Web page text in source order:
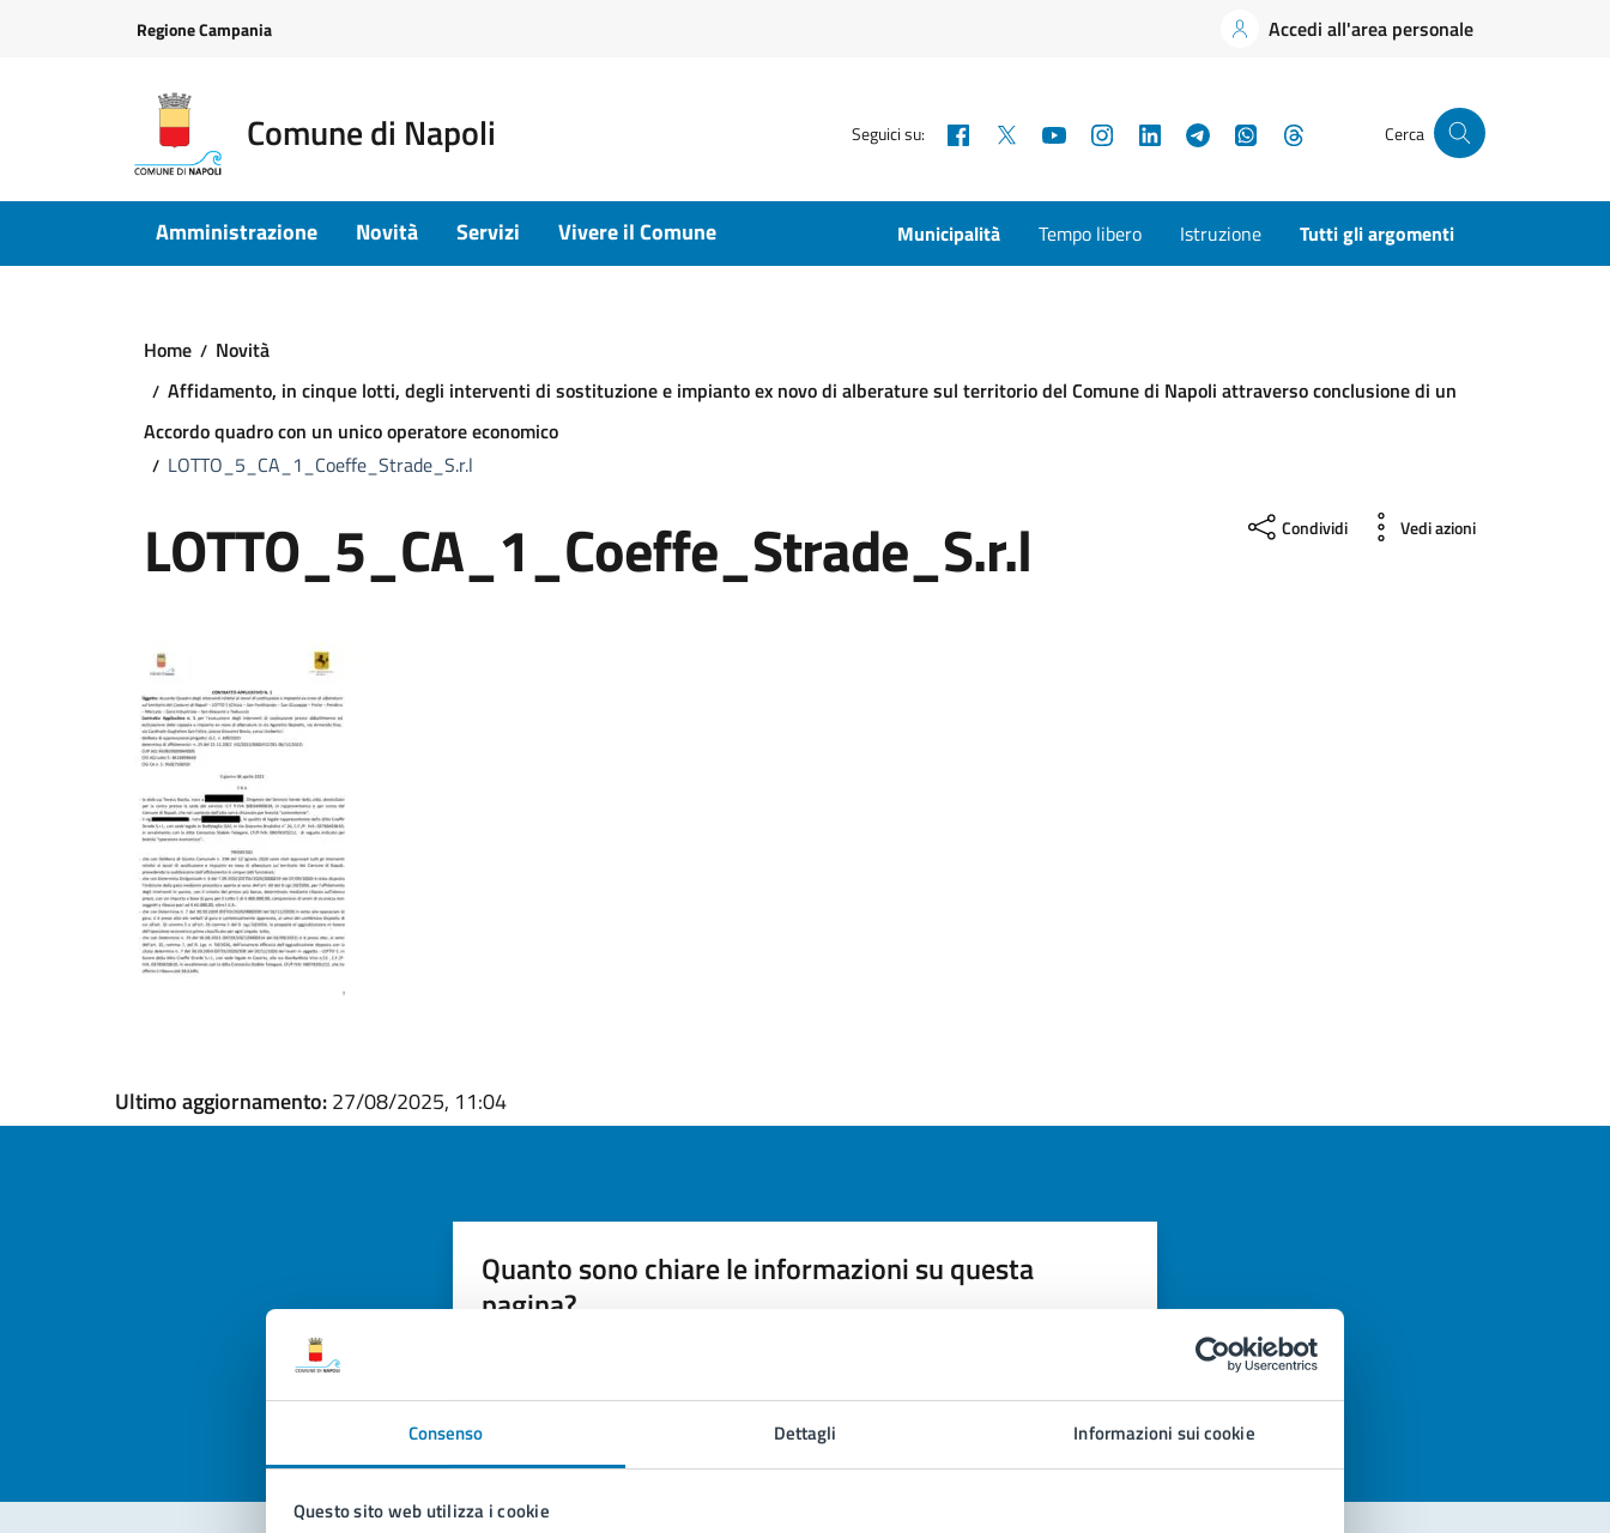
Consenso Dettagli Informazioni sui cookie
Questo sito web utilizza i cookie
Regione Campania Accedi all'area personale
Comune di Napoli Seguici su: Facebook YouTubeInstagramLinkedInTelegramWhatsApp Cerca
Amministrazione Novità Servizi Vivere il Comune Municipalità Tempo libero Istruzione Tutti gli argomenti
Home
Novità
Affidamento, in cinque lotti, degli interventi di sostituzione e impianto ex novo di alberature sul territorio del Comune di Napoli attraverso conclusione di un
Accordo quadro con un unico operatore economico
LOTTO_5_CA_1_Coeffe_Strade_S.r.l
LOTTO_5_CA_1_Coeffe_Strade_S.r.l Condividi Vedi azioni
Ultimo aggiornamento:27/08/2025, 11:04
Quanto sono chiare le informazioni su questa
pagina?